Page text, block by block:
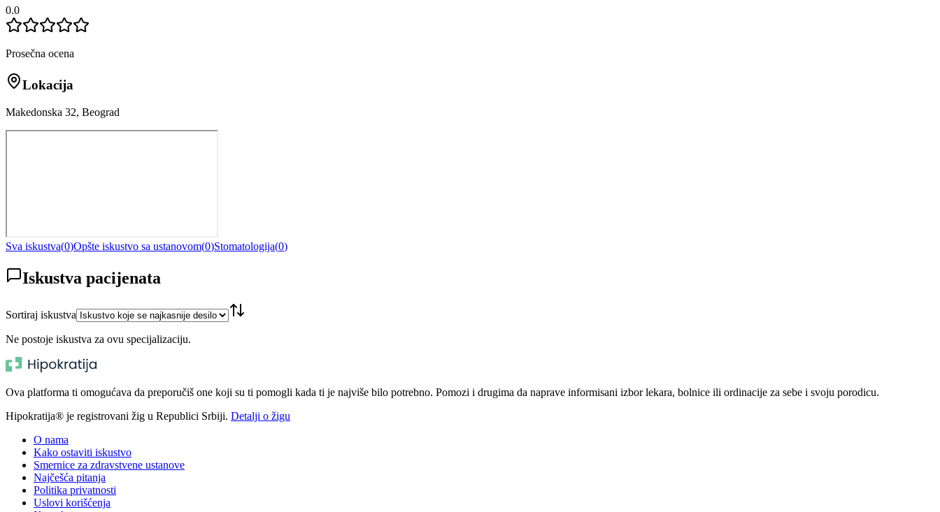
0.0
Prosečna ocena
Lokacija
Makedonska 32, Beograd
Sva iskustva(0)Opšte iskustvo sa ustanovom(0)Stomatologija(0)
Iskustva pacijenata
Sortiraj iskustva
Ne postoje iskustva za ovu specijalizaciju.
Ova platforma ti omogućava da preporučiš one koji su ti pomogli kada ti je najviše bilo potrebno. Pomozi i drugima da naprave informisani izbor lekara, bolnice ili ordinacije za sebe i svoju porodicu.
Hipokratija® je registrovani žig u Republici Srbiji. Detalji o žigu
O nama
Kako ostaviti iskustvo
Smernice za zdravstvene ustanove
Najčešća pitanja
Politika privatnosti
Uslovi korišćenja